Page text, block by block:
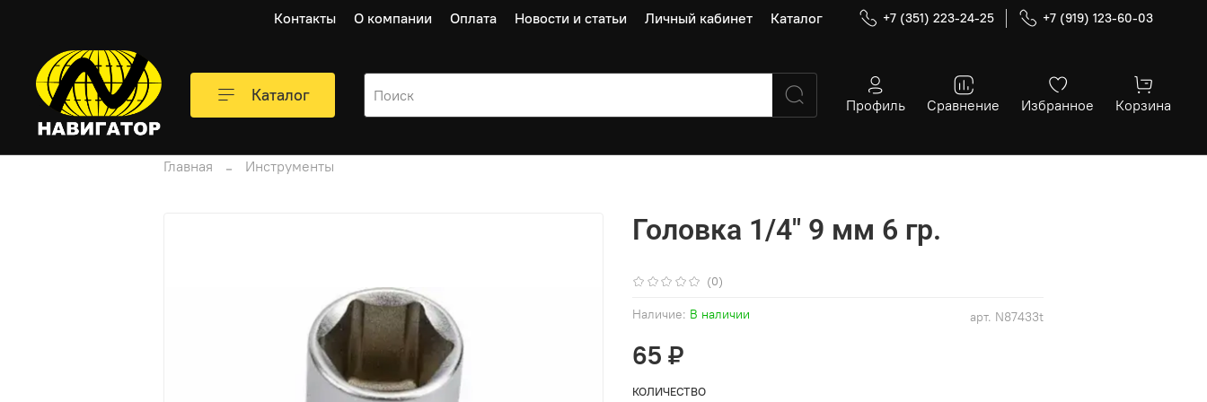
Контакты О компании Оплата Новости и статьи Личный кабинет Каталог +7 (351) 223-24-25 +7 (919) 123-60-03
Каталог Профиль Сравнение Избранное Корзина
Главная Инструменты
(0)
арт. N87433t
Наличие: В наличии
Головка 1/4" 9 мм 6 гр.
65 ₽
КОЛИЧЕСТВО